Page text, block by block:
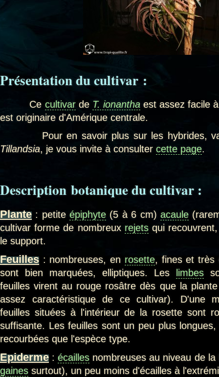
Présentation du cultivar :
Ce cultivarde T. ionanthaest assez facile
est originaire d'Amérique centrale.
Pour en savoir plus sur les hybrides,
Tillandsia, je vous invite à consulter cette page.
Description botanique du cultivar :
Plante : petiteépiphyte (5 à 6 cm) acaule
cultivar forme de nombreux rejetsqui
le support.
Feuilles : nombreuses, en rosette, fines et très
sont bien marquées, elliptiques. Les
limbes
feuilles virent au rouge rosâtre dès que la
assez caractéristique de ce cultivar). D'une
feuilles situées à l'intérieur de la rosette sont
suffisante. Les feuilles sont un peu plus
recourbées que l'espèce type.
Epiderme :écailles nombreuses au niveau de
gaines surtout), un peu moins d'écailles à